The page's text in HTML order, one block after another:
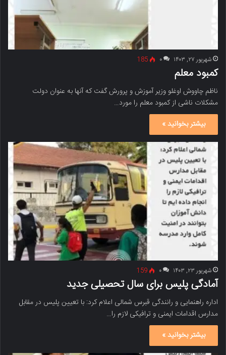
شهریور ۲۷, ۱۴۰۳ ۰ 185
کمبود معلم
ناظم چاووش اوغلو وزیر آموزش و پرورش گفت که آنها به عنوان دولت
مشکلات ناشی از کمبود معلم را مورد…
بیشتر بخوانید »
شهریور ۲۳, ۱۴۰۳ ۰ 159
آمادگی پلیس برای سال تحصیلی جدید
اداره راهنمایی و رانندگی قبرس شمالی اعلام کرد: با تعیین پلیس در مقابل
مدارس اقدامات ایمنی و ترافیکی لازم را…
بیشتر بخوانید »